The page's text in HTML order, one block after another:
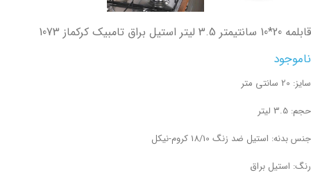
قابلمه 20*10 سانتیمتر 3.5 لیتر استیل براق تامبیک کرکماز 1073
ناموجود
سایز: 20 سانتی متر
حجم: 3.5 لیتر
جنس بدنه: استیل ضد زنگ 18/10 کروم-نیکل
رنگ: استیل براق